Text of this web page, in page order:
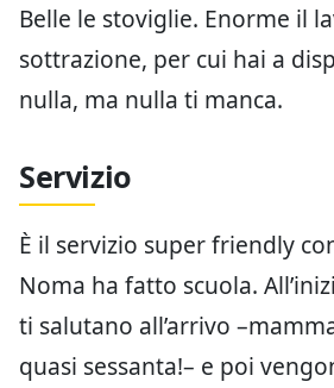
Belle le stoviglie. Enorme il
sottrazione, per cui hai a
nulla, ma nulla ti manca.
Servizio
È il servizio super friendly
Noma ha fatto scuola.
ti salutano all’arrivo
quasi sessanta!– e poi